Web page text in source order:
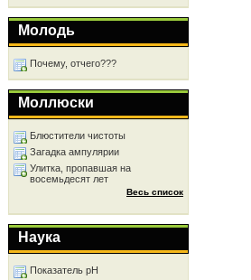
Молодь
Почему, отчего???
Моллюски
Блюстители чистоты
Загадка ампулярии
Улитка, пропавшая на
восемьдесят лет
Весь список
Наука
Показатель рН